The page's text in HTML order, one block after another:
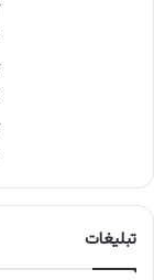
تبلیغات